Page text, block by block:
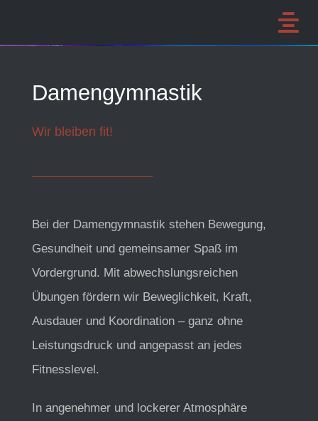
Aktuelles
Mitglied werden
Damengymnastik
Wir bleiben fit!
Bei der Damengymnastik stehen Bewegung,
Gesundheit und gemeinsamer Spaß im
Vordergrund. Mit abwechslungsreichen
Übungen fördern wir Beweglichkeit, Kraft,
Ausdauer und Koordination – ganz ohne
Leistungsdruck und angepasst an jedes
Fitnesslevel.
In angenehmer und lockerer Atmosphäre